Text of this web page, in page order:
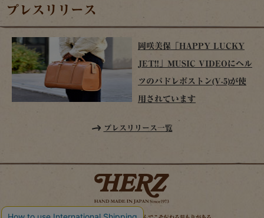
プレスリリース
岡咲美保「HAPPY LUCKY
JET!!」MUSIC VIDEOにヘル
ツのパドレボストン(V-5)が使
用されています
プレスリリース一覧
時を経てこそ解る味わいがある。使い込んでこそ伝わる温もりがある。